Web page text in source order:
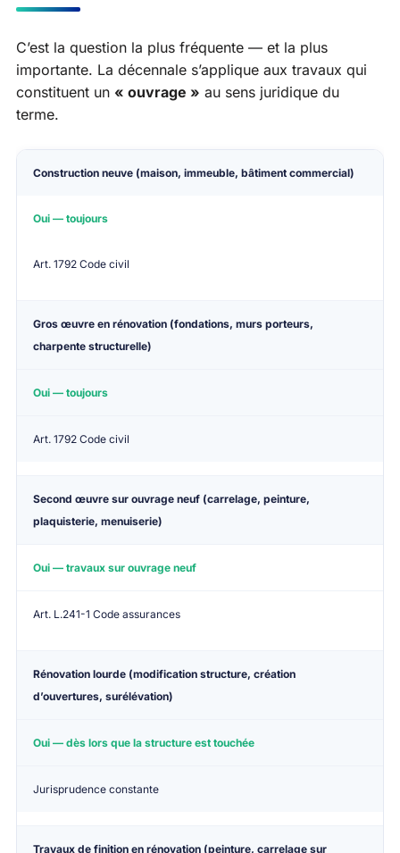
C’est la question la plus fréquente — et la plus
importante. La décennale s’applique aux travaux qui
constituent un « ouvrage » au sens juridique du
terme.
Type de travaux Décennale obligatoire ?
Construction neuve (maison, immeuble, bâtiment commercial)
Oui — toujours
Art. 1792 Code civil
Gros œuvre en rénovation (fondations, murs porteurs,
charpente structurelle)
Oui — toujours
Art. 1792 Code civil
Second œuvre sur ouvrage neuf (carrelage, peinture,
plaquisterie, menuiserie)
Oui — travaux sur ouvrage neuf
Art. L.241-1 Code assurances
Rénovation lourde (modification structure, création
d’ouvertures, surélévation)
Oui — dès lors que la structure est touchée
Jurisprudence constante
Travaux de finition en rénovation (peinture, carrelage sur